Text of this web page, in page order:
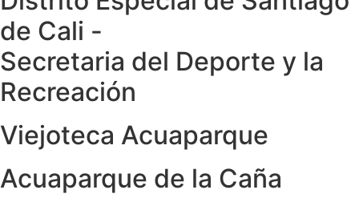
de Cali -
Secretaria del Deporte y la
Recreación
Viejoteca Acuaparque
Acuaparque de la Caña